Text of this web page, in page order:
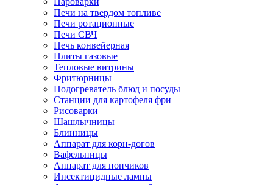
Печи на твердом топливе
Печи ротационные
Печи СВЧ
Печь конвейерная
Плиты газовые
Тепловые витрины
Фритюрницы
Подогреватель блюд и посуды
Станции для картофеля фри
Рисоварки
Шашлычницы
Блинницы
Аппарат для корн-догов
Вафельницы
Аппарат для пончиков
Инсектицидные лампы